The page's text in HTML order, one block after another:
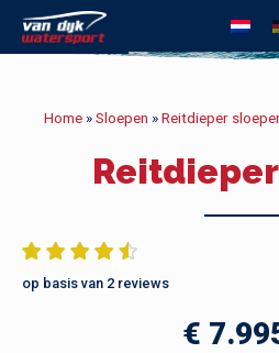
van Dijk
Home »Sloepen »Reitdieper
Reitdieper
op basis van 2 reviews
€